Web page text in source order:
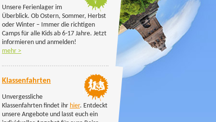
Unsere Ferienlager im
Überblick. Ob Ostern, Sommer, Herbst
oder Winter – Immer die richtigen
Camps für alle Kids ab 6-17 Jahre. Jetzt
informieren und anmelden!
mehr >
Klassenfahrten
Klassenfahrten
Unvergessliche
Klassenfahrten findet ihr hier. Entdeckt
unsere Angebote und lasst euch ein